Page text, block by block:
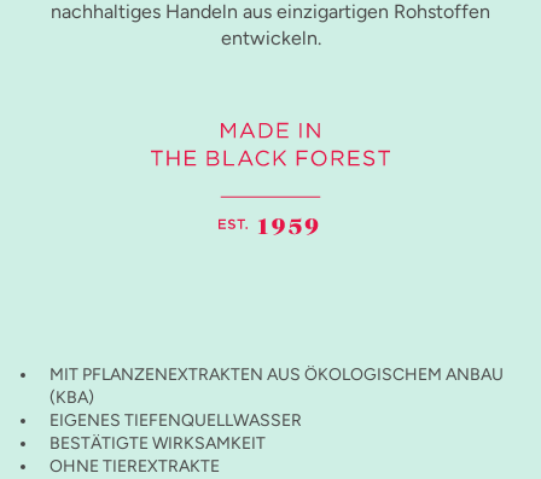
nachhaltiges Handeln aus einzigartigen Rohstoffen
entwickeln.
MIT PFLANZENEXTRAKTEN AUS ÖKOLOGISCHEM ANBAU
(KBA)
EIGENES TIEFENQUELLWASSER
BESTÄTIGTE WIRKSAMKEIT
OHNE TIEREXTRAKTE